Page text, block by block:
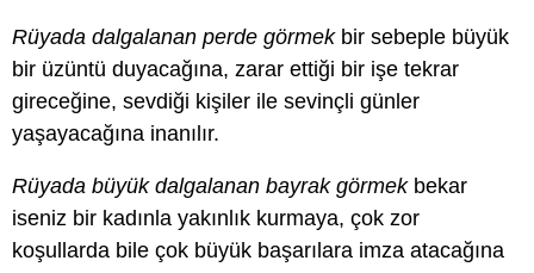
Rüyada dalgalanan perde görmekbir sebeple büyük
bir üzüntü duyacağına, zarar ettiği bir işe tekrar
gireceğine, sevdiği kişiler ile sevinçli günler
yaşayacağına inanılır.
Rüyada büyük dalgalanan bayrak görmekbekar
iseniz bir kadınla yakınlık kurmaya, çok zor
koşullarda bile çok büyük başarılara imza atacağına